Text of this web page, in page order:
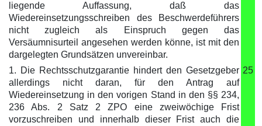
liegende Auffassung, daß das
Wiedereinsetzungsschreiben des Beschwerdeführers
nicht zugleich als Einspruch gegen das
Versäumnisurteil angesehen werden könne, ist mit den
dargelegten Grundsätzen unvereinbar.
1. Die Rechtsschutzgarantie hindert den Gesetzgeber
allerdings nicht daran, für den Antrag auf
Wiedereinsetzung in den vorigen Stand in den §§ 234,
236 Abs. 2 Satz 2 ZPO eine zweiwöchige Frist
vorzuschreiben und innerhalb dieser Frist auch die
25